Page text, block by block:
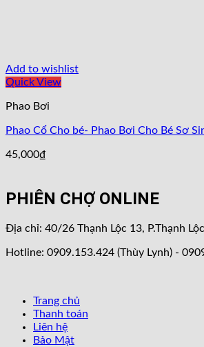
Add to wishlist
Quick View
Phao Bơi
Phao Cổ Cho bé- Phao Bơi Cho Bé Sơ
45,000₫
PHIÊN CHỢ ONLINE
Địa chỉ: 40/26 Thạnh Lộc 13, P.Thạnh
Hotline: 0909.153.424 (Thùy Lynh) -
Trang chủ
Thanh toán
Liên hệ
Bảo Mật